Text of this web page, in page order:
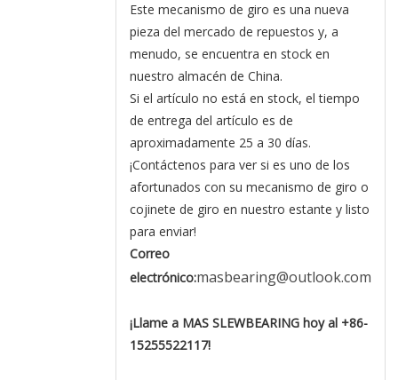
Este mecanismo de giro es una nueva
pieza del mercado de repuestos y, a
menudo, se encuentra en stock en
nuestro almacén de China.
Si el artículo no está en stock, el tiempo
de entrega del artículo es de
aproximadamente 25 a 30 días.
¡Contáctenos para ver si es uno de los
afortunados con su mecanismo de giro o
cojinete de giro en nuestro estante y listo
para enviar!
Correo
electrónico:masbearing@outlook.com
¡Llame a MAS SLEWBEARING hoy al +86-
15255522117!